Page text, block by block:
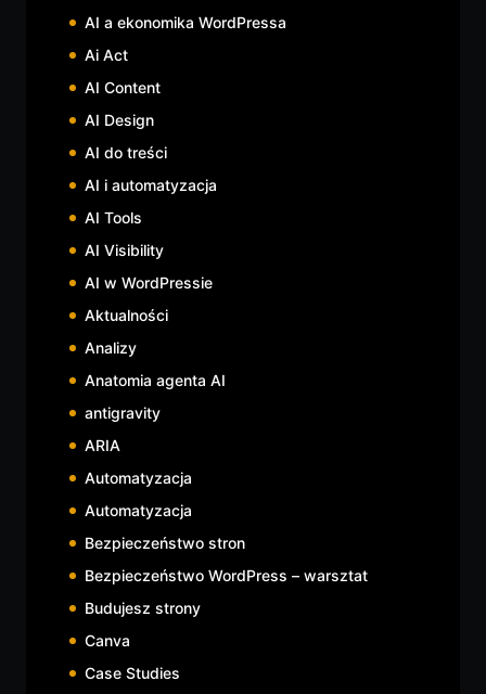
AI a ekonomika WordPressa
Ai Act
AI Content
AI Design
AI do treści
AI i automatyzacja
AI Tools
AI Visibility
AI w WordPressie
Aktualności
Analizy
Anatomia agenta AI
antigravity
ARIA
Automatyzacja
Automatyzacja
Bezpieczeństwo stron
Bezpieczeństwo WordPress – warsztat
Budujesz strony
Canva
Case Studies